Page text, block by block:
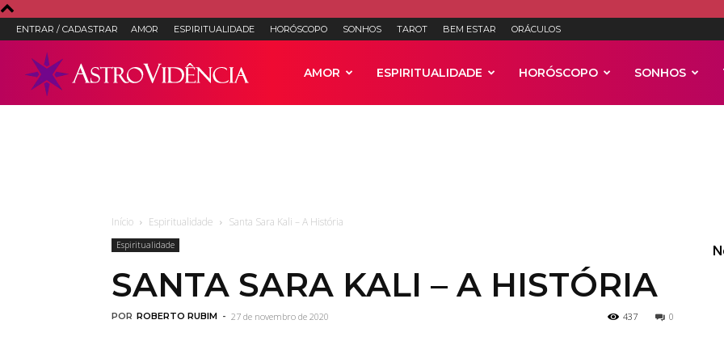
ENTRAR / CADASTRAR AMOR ESPIRITUALIDADE HORÓSCOPO SONHOS TAROT BEM ESTAR ORÁCULOS
AMOR ESPIRITUALIDADE HORÓSCOPO SONHOS
Início Espiritualidade Santa Sara Kali – A História
Espiritualidade
SANTA SARA KALI – A HISTÓRIA
POR ROBERTO RUBIM - 27 de novembro de 2020 0
437